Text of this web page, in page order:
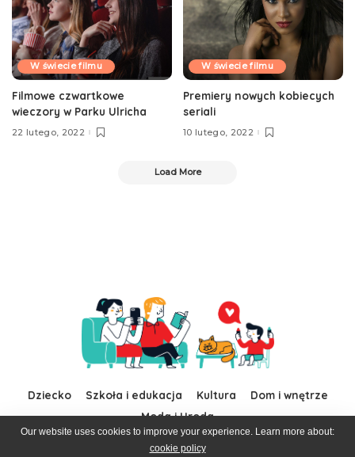
W świecie filmu
Filmowe czwartkowe
wieczory w Parku Ulricha
22 lutego, 2022
W świecie filmu
Premiery nowych kobiecych
seriali
10 lutego, 2022
Load More
Dziecko Szkoła i edukacja Kultura
Dom i wnętrze
Moda i Uroda
Our website uses cookies to improve your experience. Learn more about:
cookie policy